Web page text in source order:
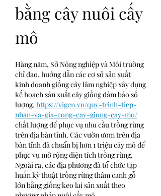
bằng cây nuôi cấy
mô
Hàng năm, Sở Nông nghiệp và Môi trường
chỉ đạo, hướng dẫn các cơ sở sản xuất
kinh doanh giống cây lâm nghiệp xây dựng
kế hoạch sản xuất cây giống đảm bảo số
lượng, https://vigen.vn/quy-trinh-tiep-
nhan-va-gia-cong-cay-giong-cay-mo/
chất lượng để phục vụ nhu cầu trồng rừng
trên địa bàn tỉnh. Các vườn ươm trên địa
bàn tỉnh đã chuẩn bị hơn 1 triệu cây mô để
phục vụ mở rộng diện tích trồng rừng.
Ngoài ra, các địa phương đã tổ chức tập
huấn kỹ thuật trồng rừng thâm canh gỗ
lớn bằng giống keo lai sản xuất theo